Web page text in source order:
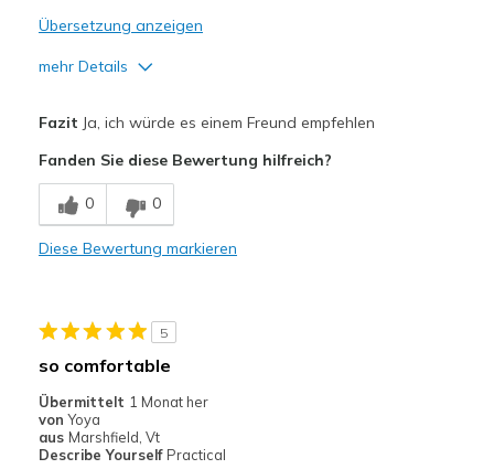
Übersetzung anzeigen
mehr Details
Durable
Stylish
Travel
Width
Feels true to width
Sizing
View On Shoes
I'm Into Shoes
Fazit Ja, ich würde es einem Freund empfehlen
Fanden Sie diese Bewertung hilfreich?
0 0
Diese Bewertung markieren
5
so comfortable
Übermittelt 1 Monat her
von Yoya
aus Marshfield, Vt
Describe Yourself Practical